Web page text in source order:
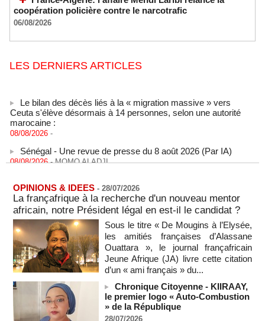
coopération policière contre le narcotrafic
06/08/2026
LES DERNIERS ARTICLES
Ceuta s'élève désormais à 14 personnes, selon une autorité
marocaine :
08/08/2026 -
08/08/2026 -MOMO ALADJI
08/08/2026 -MOMO ALADJI
A Ceuta, les enfants migrants risquent d'être victimes de
maltraitance et d'exploitation, avertissent des ONG
07/08/2026 -
Les Bourses mondiales touchent des sommets après
l'emploi américain
07/08/2026 -
"Construction de la Grande Côte D'ivoire" : Le Président
Alassane Ouattara appelle à la contribution de toutes les forces
vives de la nation
07/08/2026 -
OPINIONS & IDEES - 28/07/2026
La françafrique à la recherche d'un nouveau mentor
africain, notre Président légal en est-il le candidat ?
Sous le titre « De Mougins à l’Elysée,
les amitiés françaises d’Alassane
Ouattara », le journal françafricain
Jeune Afrique (JA) livre cette citation
d’un « ami français » du...
Chronique Citoyenne - KIIRAAY,
le premier logo « Auto-Combustion
» de la République
28/07/2026